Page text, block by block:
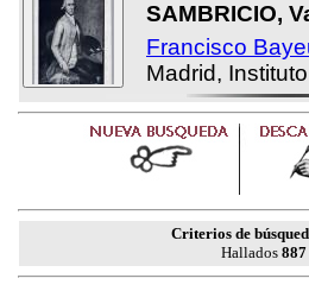
SAMBRICIO,
Francisco
Madrid,
Criterios de
Hallados 887